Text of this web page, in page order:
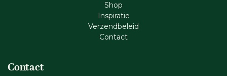
Shop
Inspiratie
Verzendbeleid
Cont​act
Contact